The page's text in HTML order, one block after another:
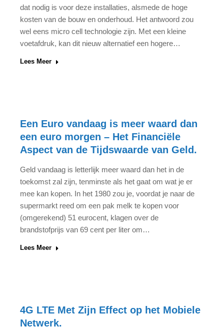
dat nodig is voor deze installaties, alsmede de hoge
kosten van de bouw en onderhoud. Het antwoord zou
wel eens micro cell technologie zijn. Met een kleine
voetafdruk, kan dit nieuw alternatief een hogere…
Lees Meer
Een Euro vandaag is meer waard dan
een euro morgen – Het Financiële
Aspect van de Tijdswaarde van Geld.
Geld vandaag is letterlijk meer waard dan het in de
toekomst zal zijn, tenminste als het gaat om wat je er
mee kan kopen. In het 1980 zou je, voordat je naar de
supermarkt reed om een pak melk te kopen voor
(omgerekend) 51 eurocent, klagen over de
brandstofprijs van 69 cent per liter om…
Lees Meer
4G LTE Met Zijn Effect op het Mobiele
Netwerk.